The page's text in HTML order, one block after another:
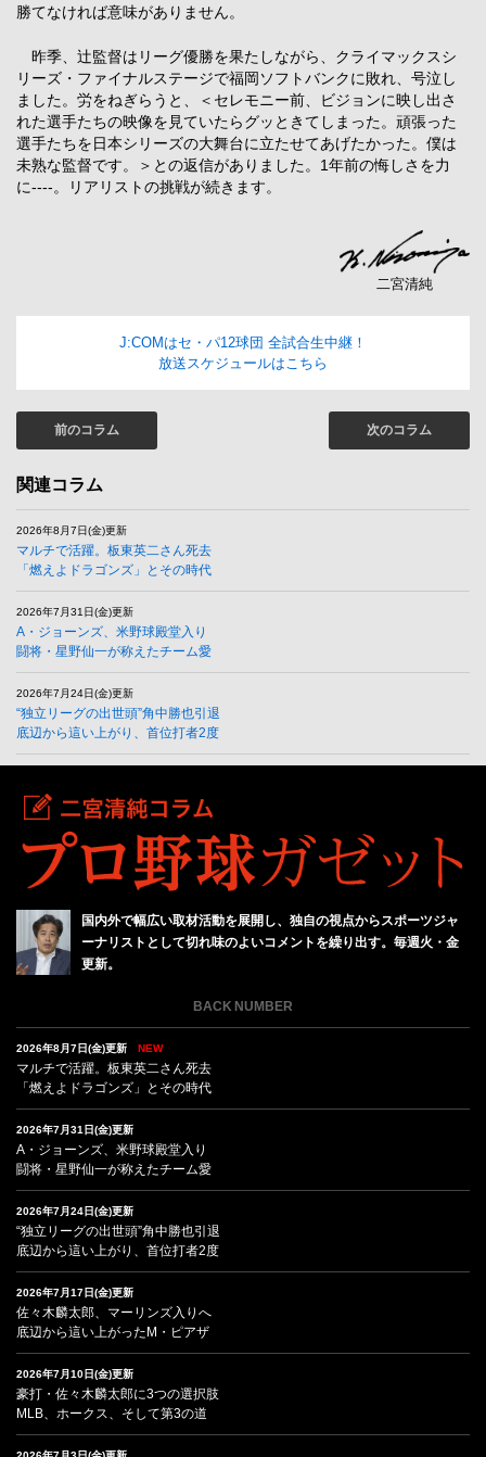
勝てなければ意味がありません。
昨季、辻監督はリーグ優勝を果たしながら、クライマックスシ
リーズ・ファイナルステージで福岡ソフトバンクに敗れ、号泣し
ました。労をねぎらうと、＜セレモニー前、ビジョンに映し出さ
れた選手たちの映像を見ていたらグッときてしまった。頑張った
選手たちを日本シリーズの大舞台に立たせてあげたかった。僕は
未熟な監督です。＞との返信がありました。1年前の悔しさを力
に----。リアリストの挑戦が続きます。
二宮清純
J:COMはセ・パ12球団 全試合生中継！
放送スケジュールはこちら
前のコラム 次のコラム
関連コラム
2026年8月7日(金)更新
マルチで活躍。板東英二さん死去
「燃えよドラゴンズ」とその時代
2026年7月31日(金)更新
A・ジョーンズ、米野球殿堂入り
闘将・星野仙一が称えたチーム愛
2026年7月24日(金)更新
“独立リーグの出世頭”角中勝也引退
底辺から這い上がり、首位打者2度
国内外で幅広い取材活動を展開し、独自の視点からスポーツジャ
ーナリストとして切れ味のよいコメントを繰り出す。毎週火・金
更新。
BACK NUMBER
2026年8月7日(金)更新 NEW
マルチで活躍。板東英二さん死去
「燃えよドラゴンズ」とその時代
2026年7月31日(金)更新
A・ジョーンズ、米野球殿堂入り
闘将・星野仙一が称えたチーム愛
2026年7月24日(金)更新
“独立リーグの出世頭”角中勝也引退
底辺から這い上がり、首位打者2度
2026年7月17日(金)更新
佐々木麟太郎、マーリンズ入りへ
底辺から這い上がったM・ピアザ
2026年7月10日(金)更新
豪打・佐々木麟太郎に3つの選択肢
MLB、ホークス、そして第3の道